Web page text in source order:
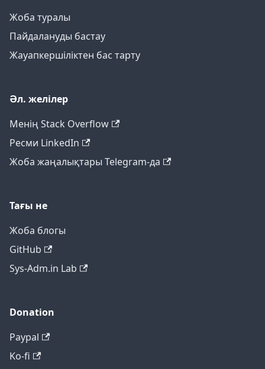
Жоба туралы
Пайдалануды бастау
Жауапкершіліктен бас тарту
Әл. желілер
Менің Stack Overflow
Ресми LinkedIn
Жоба жаңалықтары Telegram-да
Тағы не
Жоба блогы
GitHub
Sys-Adm.in Lab
Donation
Paypal
Ko-fi